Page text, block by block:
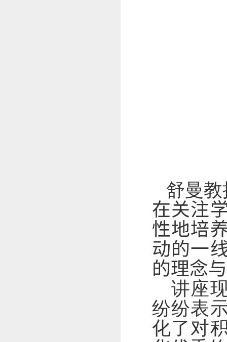
舒曼教
在关注
性地培
动的一
的理念
讲座
纷纷表
化了对